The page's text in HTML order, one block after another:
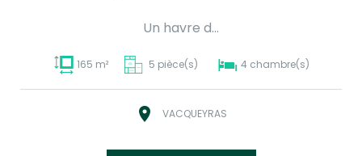
Un havre d...
165 m² 5 pièce(s) 4 chambre(s)
VACQUEYRAS